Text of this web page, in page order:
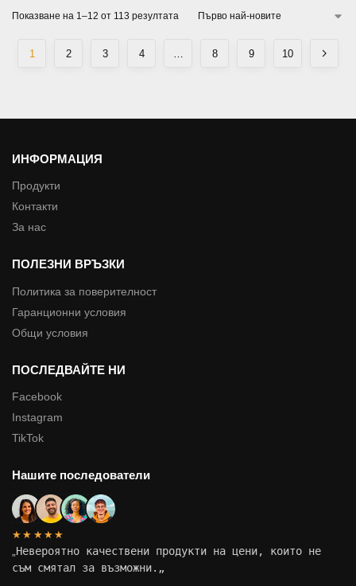
Показване на 1–12 от 113 резултата
1 2 3 4 8 9 10
ИНФОРМАЦИЯ
Продукти
Контакти
За нас
ПОЛЕЗНИ ВРЪЗКИ
Политика за поверителност
Гаранционни условия
Общи условия
ПОСЛЕДВАЙТЕ НИ
Facebook
Instagram
TikTok
Нашите последователи
★★★★★
Невероятно качествени продукти на цени, които не
съм смятал за възможни. „